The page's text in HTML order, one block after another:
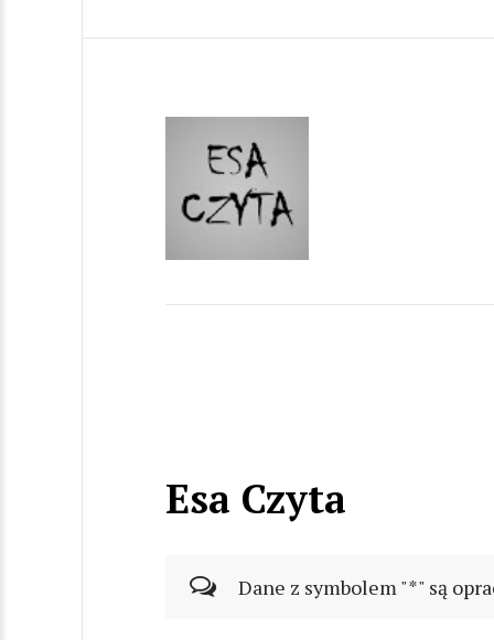
Esa Czyta
Dane z symbolem "*" są